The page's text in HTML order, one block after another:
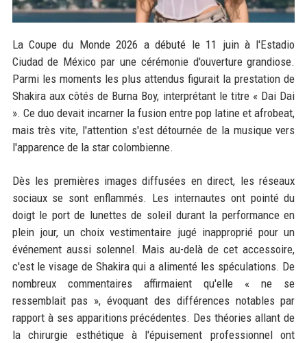
La Coupe du Monde 2026 a débuté le 11 juin à l'Estadio
Ciudad de México par une cérémonie d'ouverture grandiose.
Parmi les moments les plus attendus figurait la prestation de
Shakira aux côtés de Burna Boy, interprétant le titre « Dai Dai
». Ce duo devait incarner la fusion entre pop latine et afrobeat,
mais très vite, l'attention s'est détournée de la musique vers
l'apparence de la star colombienne.
Dès les premières images diffusées en direct, les réseaux
sociaux se sont enflammés. Les internautes ont pointé du
doigt le port de lunettes de soleil durant la performance en
plein jour, un choix vestimentaire jugé inapproprié pour un
événement aussi solennel. Mais au-delà de cet accessoire,
c'est le visage de Shakira qui a alimenté les spéculations. De
nombreux commentaires affirmaient qu'elle « ne se
ressemblait pas », évoquant des différences notables par
rapport à ses apparitions précédentes. Des théories allant de
la chirurgie esthétique à l'épuisement professionnel ont